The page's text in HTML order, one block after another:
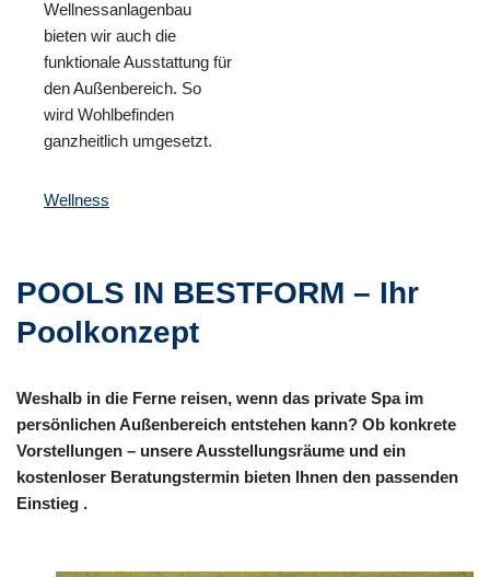
Wellnessanlagenbau
bieten wir auch die
funktionale Ausstattung für
den Außenbereich. So
wird Wohlbefinden
ganzheitlich umgesetzt.
Wellness
POOLS IN BESTFORM – Ihr
Poolkonzept
Weshalb in die Ferne reisen, wenn das private Spa im
persönlichen Außenbereich entstehen kann? Ob konkrete
Vorstellungen – unsere Ausstellungsräume und ein
kostenloser Beratungstermin bieten Ihnen den passenden
Einstieg .